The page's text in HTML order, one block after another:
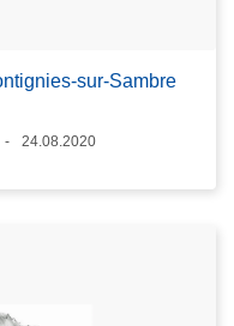
sur-Sambre
24.08.2020